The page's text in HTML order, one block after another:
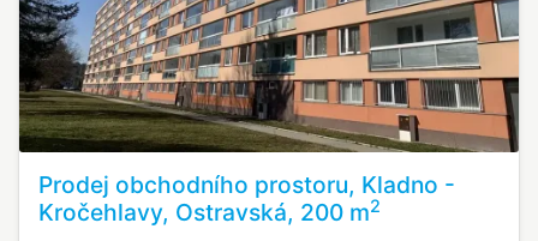
Prodej obchodního prostoru, Kladno -
Kročehlavy, Ostravská, 200 m2